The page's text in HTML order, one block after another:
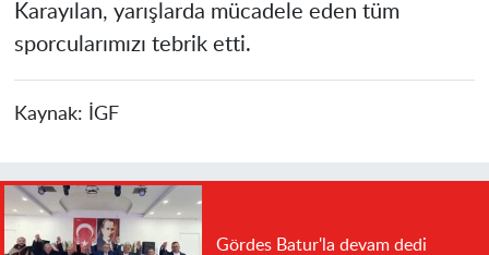
Karayılan, yarışlarda mücadele eden tüm
sporcularımızı tebrik etti.
Kaynak: İGF
Gördes Batur'la devam dedi